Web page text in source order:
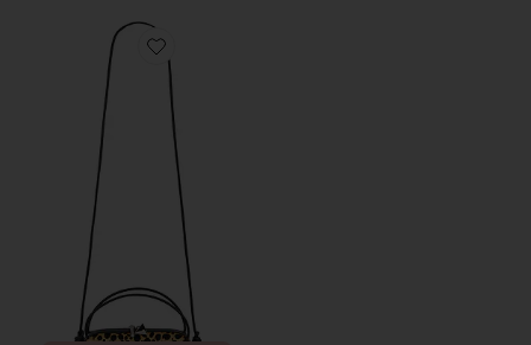
Favorite СУМКА НА ПЛЕЧО CHEETAH